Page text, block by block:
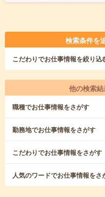
検索条件を
こだわりでお仕事情報を絞り込
他の検索
職種でお仕事情報をさがす
勤務地でお仕事情報をさがす
こだわりでお仕事情報をさがす
人気のワードでお仕事情報をさ